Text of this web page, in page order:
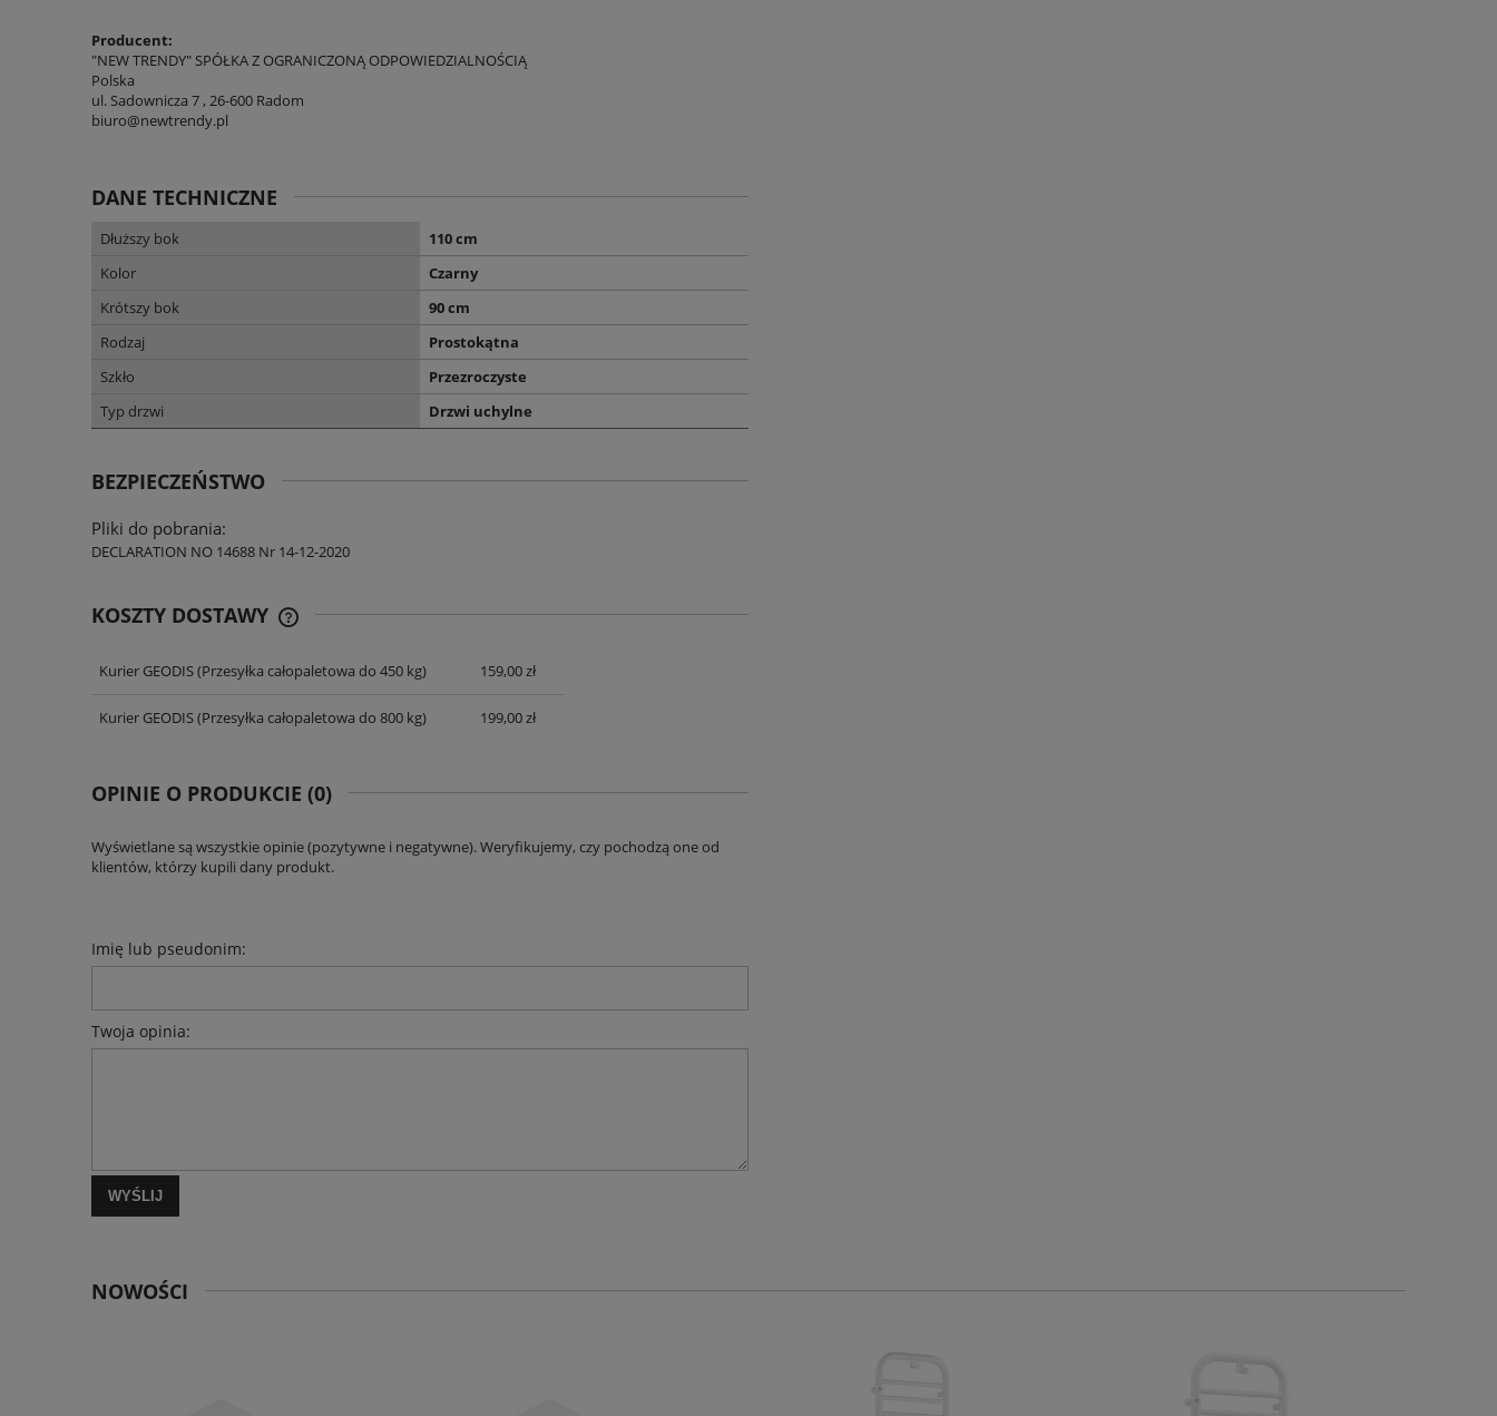
Producent:
"NEW TRENDY" SPÓŁKA Z OGRANICZONĄ ODPOWIEDZIALNOŚCIĄ
Polska
ul. Sadownicza 7 , 26-600 Radom
biuro@newtrendy.pl
DANE TECHNICZNE
Dłuższy bok
110 cm
Kolor
Czarny
Krótszy bok
90 cm
Rodzaj
Prostokątna
Szkło
Przezroczyste
Typ drzwi
Drzwi uchylne
BEZPIECZEŃSTWO
Pliki do pobrania:
DECLARATION NO 14688 Nr 14-12-2020
KOSZTY DOSTAWY
CENA NIE ZAWIERA EWENTUALNYCH
Kurier GEODIS(Przesyłka całopaletowa do 450 kg) 159,00 zł
Kurier GEODIS(Przesyłka całopaletowa do 800 kg) 199,00 zł
OPINIE O PRODUKCIE (0)
Wyświetlane są wszystkie opinie (pozytywne i negatywne). Weryfikujemy, czy pochodzą one od
klientów, którzy kupili dany produkt.
Imię lub pseudonim:
Twoja opinia:
WYŚLIJ
NOWOŚCI